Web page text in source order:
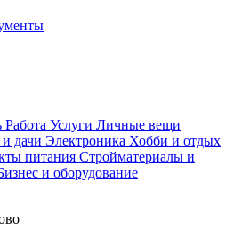
Работа Услуги Личные вещи
дачи Электроника Хобби и отдых
питания Стройматериалы и
и оборудование